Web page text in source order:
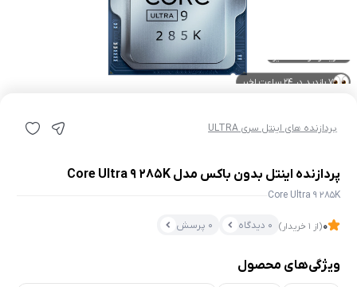
پردازنده های اینتل سری ULTRA
پردازنده اینتل بدون باکس مدل Core Ultra 9 285K
Core Ultra 9 285K
0(از 1 خریدار) 0 دیدگاه 0 پرسش
ویژگی‌های محصول